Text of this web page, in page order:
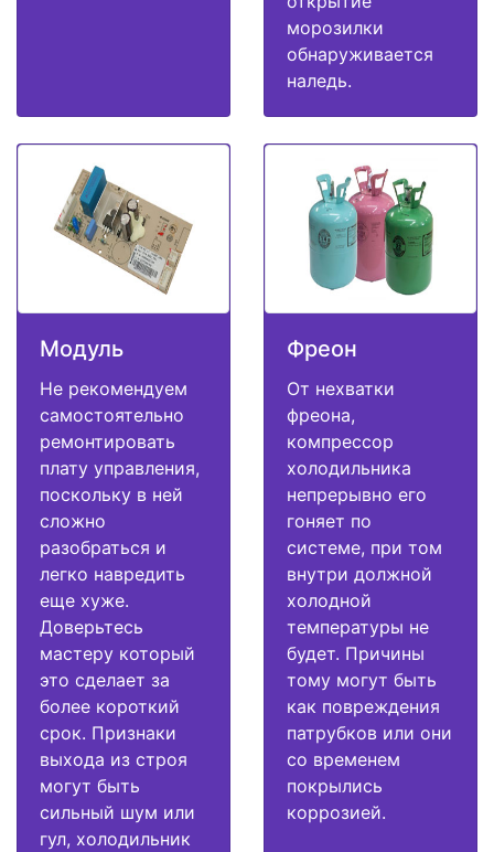
морозилки
обнаруживается
наледь.
Модуль
Не рекомендуем
самостоятельно
ремонтировать
плату управления,
поскольку в ней
сложно
разобраться и
легко навредить
еще хуже.
Доверьтесь
мастеру который
это сделает за
более короткий
срок. Признаки
выхода из строя
могут быть
сильный шум или
гул, холодильник
Фреон
От нехватки
фреона,
компрессор
холодильника
непрерывно его
гоняет по
системе, при том
внутри должной
холодной
температуры не
будет. Причины
тому могут быть
как повреждения
патрубков или они
со временем
покрылись
коррозией.